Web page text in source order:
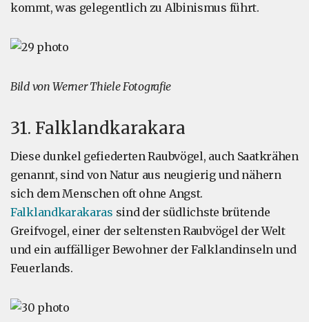
kommt, was gelegentlich zu Albinismus führt.
Bild von Werner Thiele Fotografie
31. Falklandkarakara
Diese dunkel gefiederten Raubvögel, auch Saatkrähen
genannt, sind von Natur aus neugierig und nähern
sich dem Menschen oft ohne Angst.
Falklandkarakaras sind der südlichste brütende
Greifvogel, einer der seltensten Raubvögel der Welt
und ein auffälliger Bewohner der Falklandinseln und
Feuerlands.